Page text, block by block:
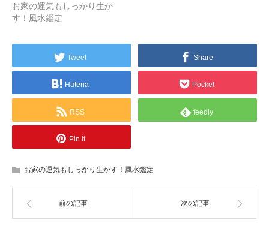
お家の運気もしっかり生か
す！風水鑑定
Tweet Share
Hatena Pocket
RSS feedly
Pin it
お家の運気もしっかり生かす！風水鑑定
前の記事 次の記事